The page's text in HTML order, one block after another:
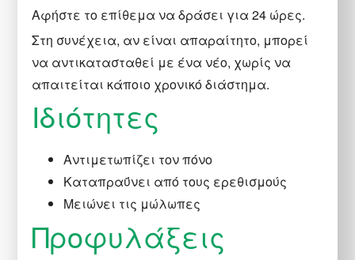
Αφήστε το επίθεμα να δράσει για 24 ώρες.
Στη συνέχεια, αν είναι απαραίτητο, μπορεί
να αντικατασταθεί με ένα νέο, χωρίς να
απαιτείται κάποιο χρονικό διάστημα.
Ιδιότητες
Αντιμετωπίζει τον πόνο
Καταπραΰνει από τους ερεθισμούς
Μειώνει τις μώλωπες
Προφυλάξεις